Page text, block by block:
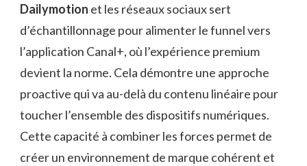
Dailymotion et les réseaux sociaux sert
d’échantillonnage pour alimenter le funnel vers
l’application Canal+, où l’expérience premium
devient la norme. Cela démontre une approche
proactive qui va au-delà du contenu linéaire pour
toucher l’ensemble des dispositifs numériques.
Cette capacité à combiner les forces permet de
créer un environnement de marque cohérent et